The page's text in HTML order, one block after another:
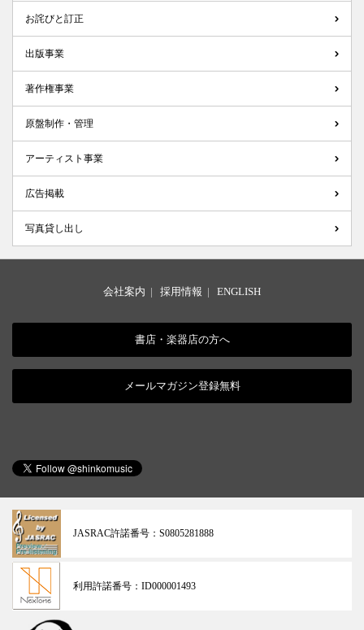
お詫びと訂正
出版事業
著作権事業
原盤制作・管理
アーティスト事業
広告掲載
写真貸し出し
会社案内 | 採用情報 | ENGLISH
書店・楽器店の方へ
メールマガジン登録無料
JASRAC許諾番号： S0805281888
利用許諾番号： ID000001493